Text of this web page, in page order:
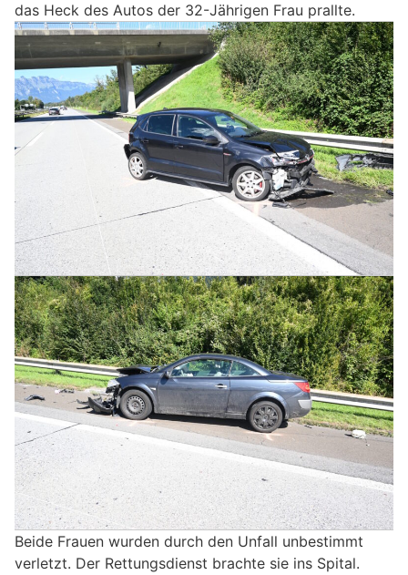
das Heck des Autos der 32-Jährigen Frau prallte.
Beide Frauen wurden durch den Unfall unbestimmt
verletzt. Der Rettungsdienst brachte sie ins Spital.